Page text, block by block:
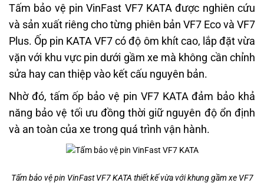
Tấm bảo vệ pin VinFast VF7 KATA được nghiên cứu
và sản xuất riêng cho từng phiên bản VF7 Eco và VF7
Plus. Ốp pin KATA VF7 có độ ôm khít cao, lắp đặt vừa
vặn với khu vực pin dưới gầm xe mà không cần chỉnh
sửa hay can thiệp vào kết cấu nguyên bản.
Nhờ đó, tấm ốp bảo vệ pin VF7 KATA đảm bảo khả
năng bảo vệ tối ưu đồng thời giữ nguyên độ ổn định
và an toàn của xe trong quá trình vận hành.
Tấm bảo vệ pin VinFast VF7 KATA thiết kế vừa với khung gầm xe VF7